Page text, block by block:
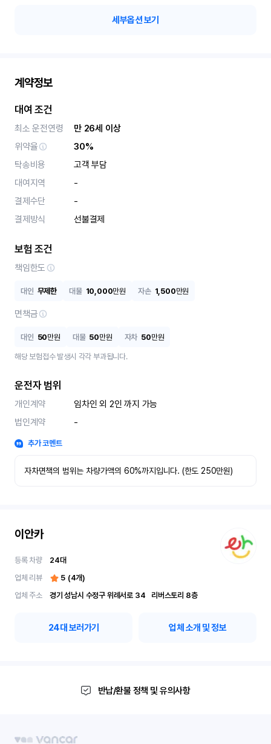
세부옵션 보기
계약정보
대여 조건
최소 운전연령
만 26세 이상
위약율
30%
탁송비용
고객 부담
대여지역
-
결제수단
-
결제방식
선불결제
보험 조건
책임한도
대인 무제한 대물 10,000만원 자손 1,500만원
면책금
대인 50만원 대물 50만원 자차 50만원
해당 보험접수 발생시 각각 부과됩니다.
운전자 범위
개인계약
임차인 외 2인 까지 가능
법인계약
-
추가 코멘트
자차면책의 범위는 차량가액의 60%까지입니다. (한도 250만원)
이안카
등록 차량 24대
업체 리뷰
5 (4개)
업체 주소
경기 성남시 수정구 위례서로 34	리버스토리 8층
24대 보러가기 업체 소개 및 정보
반납/환불 정책 및 유의사항